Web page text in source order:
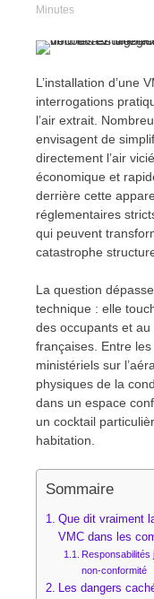
Minutes
L’installation d’une
interrogations
l’air extrait.
envisagent de
directement l’air
économique et
derrière cette
réglementaires
qui peuvent
catastrophe
La question
technique : elle
des occupants et
françaises. Entre
ministériels sur
physiques de la
dans un espace
un cocktail
habitation.
Sommaire
Que dit vraiment
VMC dans les
Responsabilités
non-conformité
Les dangers